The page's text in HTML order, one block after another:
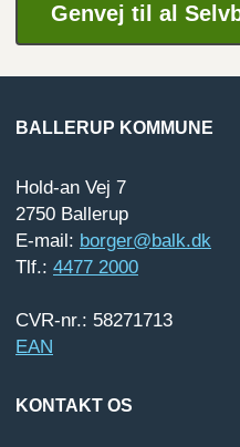
Genvej til al
BALLERUP KOMMUNE
Hold-an Vej 7
2750 Ballerup
E-mail: borger@balk.dk
Tlf.: 4477 2000
CVR-nr.: 58271713
EAN
KONTAKT OS